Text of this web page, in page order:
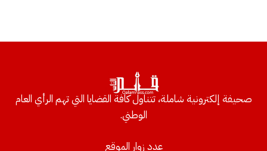
صحيفة إلكترونية شاملة، تتناول كافة القضايا التي تهم الرأي العام
الوطني.
عدد زوار الموقع